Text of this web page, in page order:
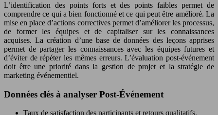
L’identification des points forts et des points faibles permet de
comprendre ce qui a bien fonctionné et ce qui peut être amélioré. La
mise en place d’actions correctives permet d’améliorer les processus,
de former les équipes et de capitaliser sur les connaissances
acquises. La création d’une base de données des leçons apprises
permet de partager les connaissances avec les équipes futures et
d’éviter de répéter les mêmes erreurs. L’évaluation post-événement
doit être une priorité dans la gestion de projet et la stratégie de
marketing événementiel.
Données clés à analyser Post-Événement
Taux de satisfaction des participants et retours qualitatifs.